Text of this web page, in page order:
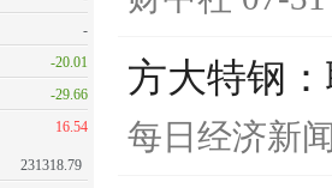
-
-20.01
-29.66
16.54
231318.79
方大特钢
每日经济新